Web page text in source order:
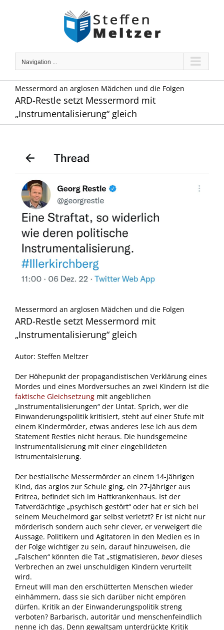
Navigation ...
Messermord an arglosen Mädchen und die Folgen
ARD-Restle setzt Messermord mit
„Instrumentalisierung“ gleich
Zeige
Messermord an arglosen Mädchen und die Folgen
ARD-Restle setzt Messermord mit
„Instrumentalisierung“ gleich
Autor: Steffen Meltzer
Der Höhepunkt der propagandistischen Verklärung eines
Mordes und eines Mordversuches an zwei Kindern ist die
faktische Gleichsetzungmit angeblichen
„Instrumentalisierungen“ der Untat. Sprich, wer die
Einwanderungspolitik kritisiert, steht auf einer Stufe mit
einem Kindermörder, etwas anderes lese ich aus dem
Statement Restles nicht heraus. Die hundsgemeine
Instrumentalisierung mit einer eingebildeten
Istrumentaisierung.
Der bestialische Messermörder an einem 14-jährigen
Kind, das arglos zur Schule ging, ein 27-jähriger aus
Eritrea, befindet sich im Haftkrankenhaus. Ist der
Tatverdächtige „psychisch gestört“ oder hat er sich bei
seinem Meuchelmord gar selbst verletzt? Er ist nicht nur
mörderisch sondern auch sehr clever, er verweigert die
Aussage. Politikern und Agitatoren in den Medien es in
der Folge wichtiger zu sein, darauf hinzuweisen, die
„Falschen“ könnten die Tat „stigmatisieren, bevor dieses
Verbrechen an zwei unschuldigen Kindern verurteilt
wird.
Erneut will man den erschütterten Menschen wieder
einhämmern, dass sie sich darüber nicht empören
dürfen. Kritik an der Einwanderungspolitik streng
verboten? Barbarisch, autoritär und menschenfeindlich
nenne ich das. Denn gewaltsam unterdrückte Kritik